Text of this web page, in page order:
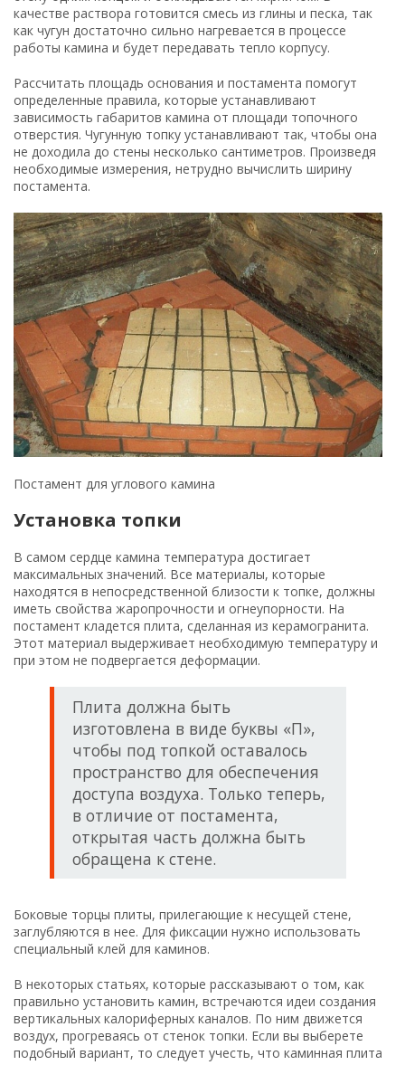
Постамент для углового камина
В самом сердце камина температура достигает
максимальных значений. Все материалы, которые
находятся в непосредственной близости к топке, должны
иметь свойства жаропрочности и огнеупорности. На
постамент кладется плита, сделанная из керамогранита.
Этот материал выдерживает необходимую температуру и
при этом не подвергается деформации.
Плита должна быть
изготовлена в виде буквы «П»,
чтобы под топкой оставалось
пространство для обеспечения
доступа воздуха. Только теперь,
в отличие от постамента,
открытая часть должна быть
Боковые торцы плиты, прилегающие к несущей стене,
заглубляются в нее. Для фиксации нужно использовать
специальный клей для каминов.
В некоторых статьях, которые рассказывают о том, как
правильно установить камин, встречаются идеи создания
вертикальных калориферных каналов. По ним движется
воздух, прогреваясь от стенок топки. Если вы выберете
подобный вариант, то следует учесть, что каминная плита
перекроет этот канал, поэтому придется применять
некоторые дополнительные меры. В нашем случае модель
считается достаточно упрощенной.